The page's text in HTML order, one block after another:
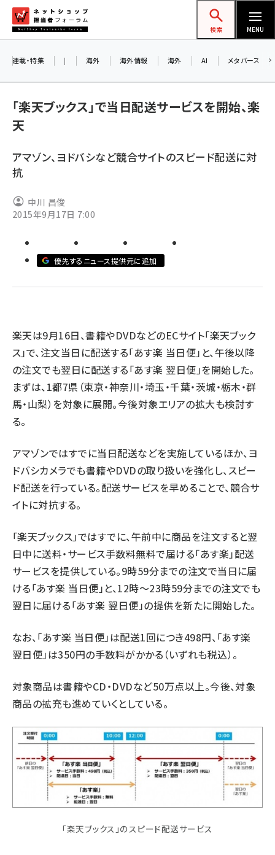
ン
ネットショップ担当者フォーラム
検索 MENU
yahoo (1908)
ecbeing (1211)
base (1083)
連載・特集 | 海外 海外情報 海外 AI メタバース
「楽天ブックス」で当日配送サービスを開始、楽
天
アマゾン、ヨドバシなど競合サイトのスピード配送に対
抗
中川 昌俊
2015年9月17日 7:00
優先するニュース提供元に追加
楽天は9月16日、書籍やDVDなどのECサイト「楽天ブック
ス」で、注文当日に配送する「あす楽 当日便」と、午後以降
の注文でも翌日に配送する「あす楽 翌日便」を開始した。
まずは、1都7県（東京・神奈川・埼玉・千葉・茨城・栃木・群
馬・山梨）を対象に展開。今後対象エリアの拡大も検討す
る。
アマゾンではすでに当日配送などを実施しているほか、ヨ
ドバシカメラでも書籍やDVDの取り扱いを強化し、スピー
ド配送を行っている。配送サービスを早めることで、競合サ
イトに対抗する。
「楽天ブックス」ではすでに、午前中に商品を注文すると翌
日中に送料・サービス手数料無料で届ける「あす楽」配送
サービスを提供している。9時59分までの注文で当日に届
ける「あす楽 当日便」と、12時〜23時59分までの注文でも
翌日に届ける「あす楽 翌日便」の提供を新たに開始した。
なお、「あす楽 当日便」は配送1回につき498円、「あす楽
翌日便」は350円の手数料がかかる（いずれも税込）。
対象商品は書籍やCD・DVDなど50万点以上。今後、対象
商品の拡充も進めていくとしている。
「楽天ブックス」のスピード配送サービス